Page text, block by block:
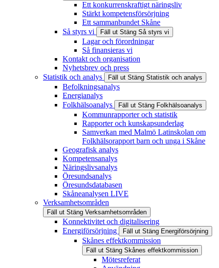
Ett konkurrenskraftigt näringsliv
Stärkt kompetensförsörjning
Ett sammanbundet Skåne
Så styrs vi
Fäll ut Stäng Så styrs vi
Lagar och förordningar
Så finansieras vi
Kontakt och organisation
Nyhetsbrev och press
Statistik och analys
Fäll ut Stäng Statistik och analys
Befolkningsanalys
Energianalys
Folkhälsoanalys
Fäll ut Stäng Folkhälsoanalys
Kommunrapporter och statistik
Rapporter och kunskapsunderlag
Samverkan med Malmö Latinskolan om
Folkhälsorapport barn och unga i Skåne
Geografisk analys
Kompetensanalys
Näringslivsanalys
Öresundsanalys
Öresundsdatabasen
Skåneanalysen LIVE
Verksamhetsområden
Fäll ut Stäng Verksamhetsområden
Konnektivitet och digitalisering
Energiförsörjning
Fäll ut Stäng Energiförsörjning
Skånes effektkommission
Fäll ut Stäng Skånes effektkommission
Mötesreferat